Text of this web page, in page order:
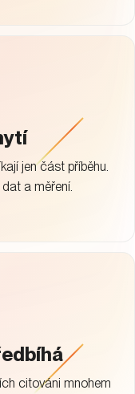
jen část příběhu.
a měření.
citováni mnohem